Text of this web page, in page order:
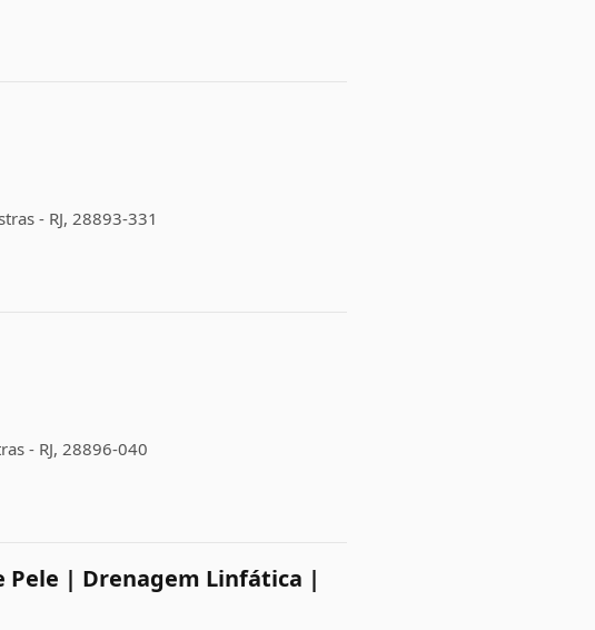
- RJ, 28893-331
- RJ, 28896-040
Pele | Drenagem Linfática |